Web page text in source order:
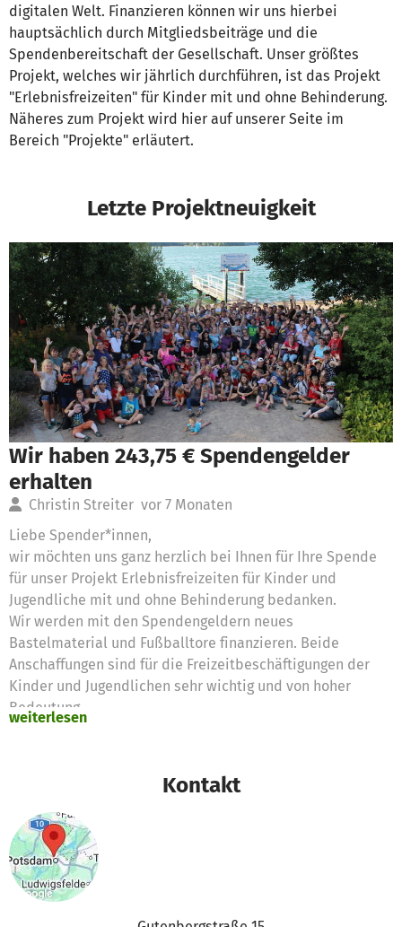
digitalen Welt. Finanzieren können wir uns hierbei
hauptsächlich durch Mitgliedsbeiträge und die
Spendenbereitschaft der Gesellschaft. Unser größtes
Projekt, welches wir jährlich durchführen, ist das Projekt
"Erlebnisfreizeiten" für Kinder mit und ohne Behinderung.
Näheres zum Projekt wird hier auf unserer Seite im
Bereich "Projekte" erläutert.
Letzte Projektneuigkeit
Wir haben 243,75 € Spendengelder
erhalten
Christin Streiter vor 7 Monaten
Liebe Spender*innen,
wir möchten uns ganz herzlich bei Ihnen für Ihre Spende
für unser Projekt Erlebnisfreizeiten für Kinder und
Jugendliche mit und ohne Behinderung bedanken.
Wir werden mit den Spendengeldern neues
Bastelmaterial und Fußballtore finanzieren. Beide
Anschaffungen sind für die Freizeitbeschäftigungen der
Kinder und Jugendlichen sehr wichtig und von hoher
Bedeutung.
weiterlesen
Kontakt